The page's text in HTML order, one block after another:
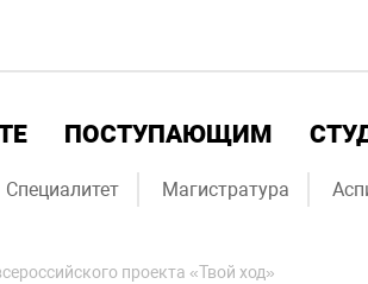
ПОСТУПАЮЩИМ
Специалитет Магистратура
проекта «Твой ход»